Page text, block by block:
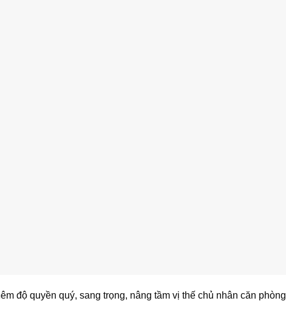
độ quyền quý, sang trọng, nâng tầm vị thế chủ nhân căn phòng